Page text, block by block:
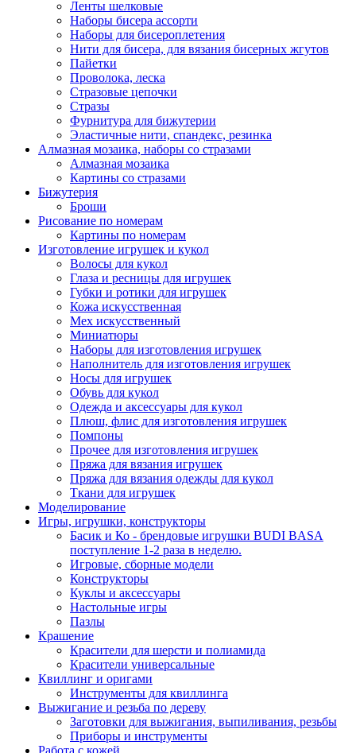
Ленты шелковые
Наборы бисера ассорти
Наборы для бисероплетения
Нити для бисера, для вязания бисерных жгутов
Пайетки
Проволока, леска
Стразовые цепочки
Стразы
Фурнитура для бижутерии
Эластичные нити, спандекс, резинка
Алмазная мозаика, наборы со стразами
Алмазная мозаика
Картины co стразами
Бижутерия
Броши
Рисование по номерам
Картины по номерам
Изготовление игрушек и кукол
Волосы для кукол
Глаза и ресницы для игрушек
Губки и ротики для игрушек
Кожа искусственная
Мех искусственный
Миниатюры
Наборы для изготовления игрушек
Наполнитель для изготовления игрушек
Носы для игрушек
Обувь для кукол
Одежда и аксессуары для кукол
Плюш, флис для изготовления игрушек
Помпоны
Прочее для изготовления игрушек
Пряжа для вязания игрушек
Пряжа для вязания одежды для кукол
Ткани для игрушек
Моделирование
Игры, игрушки, конструкторы
Басик и Ко - брендовые игрушки BUDI BASA
поступление 1-2 раза в неделю.
Игровые, сборные модели
Конструкторы
Куклы и аксессуары
Настольные игры
Пазлы
Крашение
Красители для шерсти и полиамида
Красители универсальные
Квиллинг и оригами
Инструменты для квиллинга
Выжигание и резьба по дереву
Заготовки для выжигания, выпиливания, резьбы
Приборы и инструменты
Работа с кожей